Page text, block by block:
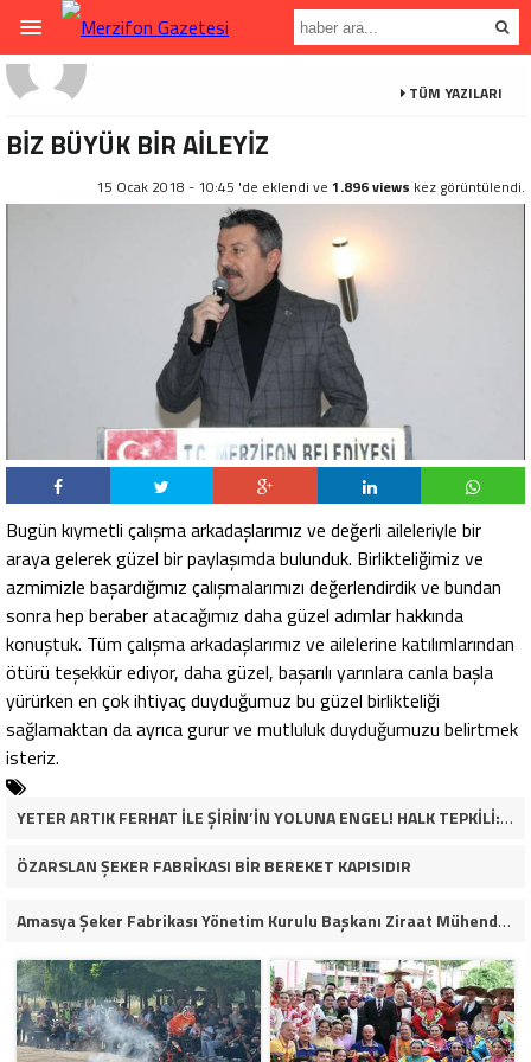
TÜM YAZILARI
BİZ BÜYÜK BİR AİLEYİZ
15 Ocak 2018 - 10:45 'de eklendi ve 1.896 views kez görüntülendi.
Bugün kıymetli çalışma arkadaşlarımız ve değerli aileleriyle bir
araya gelerek güzel bir paylaşımda bulunduk. Birlikteliğimiz ve
azmimizle başardığımız çalışmalarımızı değerlendirdik ve bundan
sonra hep beraber atacağımız daha güzel adımlar hakkında
konuştuk. Tüm çalışma arkadaşlarımız ve ailelerine katılımlarından
ötürü teşekkür ediyor, daha güzel, başarılı yarınlara canla başla
yürürken en çok ihtiyaç duyduğumuz bu güzel birlikteliği
sağlamaktan da ayrıca gurur ve mutluluk duyduğumuzu belirtmek
isteriz.
YETER ARTIK FERHAT İLE ŞİRİN’İN YOLUNA ENGEL! HALK TEPKİLİ: “YOLU KAPATMAK ÇÖZÜM DEĞİL, GÖREVİNİ YAP!”
ÖZARSLAN ŞEKER FABRİKASI BİR BEREKET KAPISIDIR
Amasya Şeker Fabrikası Yönetim Kurulu Başkanı Ziraat Mühendisi Ahmet ÖZARSLAN’ın Mevlid Kandili Mesajı